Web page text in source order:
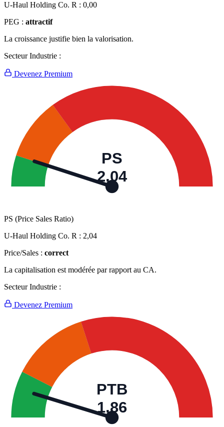
U-Haul Holding Co. R : 0,00
PEG : attractif
La croissance justifie bien la valorisation.
Secteur Industrie :
Devenez Premium
PS
2,04
PS (Price Sales Ratio)
U-Haul Holding Co. R : 2,04
Price/Sales : correct
La capitalisation est modérée par rapport au CA.
Secteur Industrie :
Devenez Premium
PTB
1,86